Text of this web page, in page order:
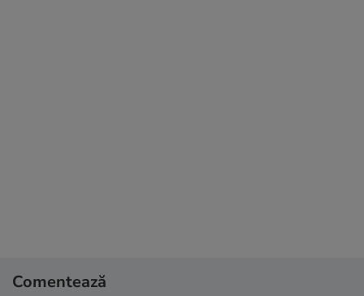
Comentează